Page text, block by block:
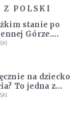
Z POLSKI
stanie po
Górze.
dwóch
na dziecko
To jedna z
"Rozwój